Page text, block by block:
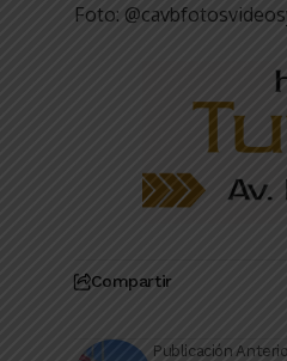
Foto:
Compartir
Publicación